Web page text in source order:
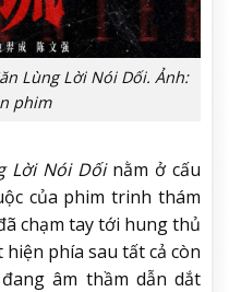
Lùng Lời Nói Dối. Ảnh:
phim
Lời Nói Dốinằm ở cấu
của phim trinh thám
chạm tay tới hung thủ
phía sau tất cả còn
âm thầm dẫn dắt